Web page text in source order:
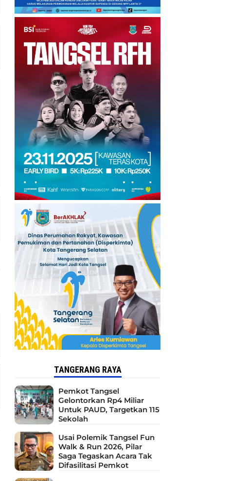
TANGERANG RAYA
Pemkot Tangsel
Gelontorkan Rp4 Miliar
Untuk PAUD, Targetkan 115
Sekolah
Usai Polemik Tangsel Fun
Walk & Run 2026, Pilar
Saga Tegaskan Acara Tak
Difasilitasi Pemkot